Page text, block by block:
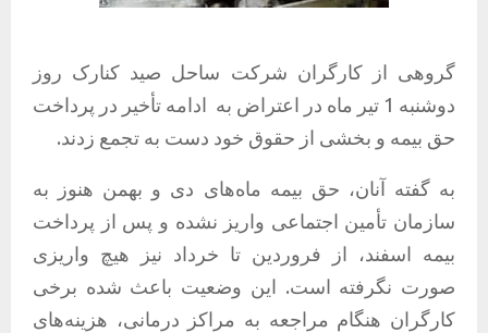
گروهی از کارگران شرکت ساحل صید کنارک روز
دوشنبه 1 تیر ماه در اعتراض به
ادامه تأخیر در پرداخت
حق بیمه و بخشی از حقوق خود دست به تجمع زدند.
به گفته آنان، حق بیمه ماه‌های دی و بهمن هنوز به
سازمان تأمین اجتماعی واریز نشده و پس از پرداخت
بیمه اسفند، از فروردین تا خرداد نیز هیچ واریزی
صورت نگرفته است. این وضعیت باعث شده برخی
کارگران هنگام مراجعه به مراکز درمانی، هزینه‌های